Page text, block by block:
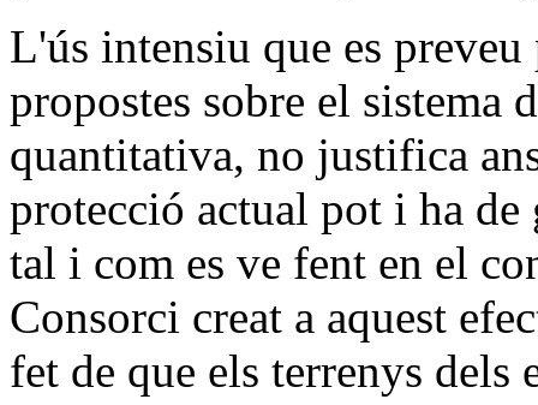
L'ús intensiu que es
propostes sobre el sistema
quantitativa, no justifica
protecció actual pot i ha
tal i com es ve fent en el
Consorci creat a aquest
fet de que els terrenys